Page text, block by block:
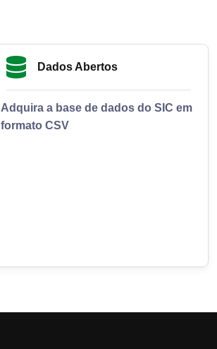
Dados Abertos
Adquira a base de dados do SIC em
formato CSV